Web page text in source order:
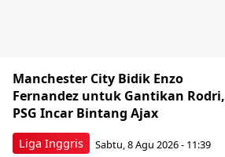
Liga Inggris
Manchester City Bidik Enzo
Fernandez untuk Gantikan Rodri,
PSG Incar Bintang Ajax
Sabtu, 8 Agu 2026 - 11:39